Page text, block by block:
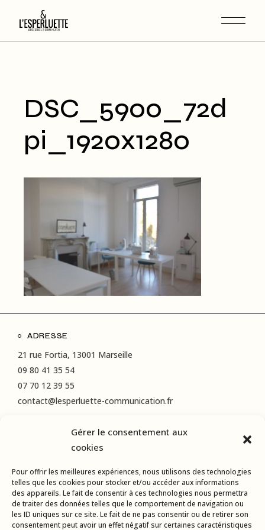
Gérer le consentement aux
cookies
Pour offrir les meilleures expériences, nous utilisons des technologies
telles que les cookies pour stocker et/ou accéder aux informations
des appareils. Le fait de consentir à ces technologies nous permettra
de traiter des données telles que le comportement de navigation ou
les ID uniques sur ce site. Le fait de ne pas consentir ou de retirer son
consentement peut avoir un effet négatif sur certaines caractéristiques
DSC_5900_72d
pi_1920x1280
ADRESSE
21 rue Fortia, 13001 Marseille
09 80 41 35 54
07 70 12 39 55
contact@lesperluette-communication.fr
RÉSEAUX SOCIAUX
LinkedIn
Facebook